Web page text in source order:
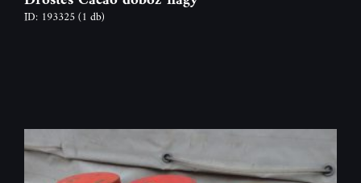
ID: 193325(1 db)